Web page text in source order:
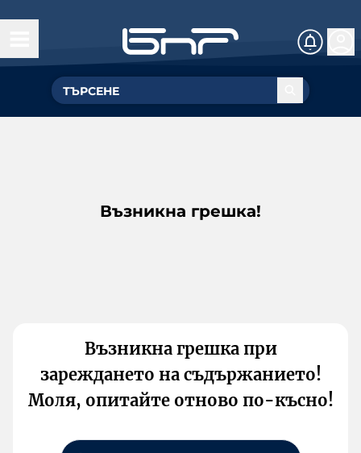
Възникна грешка!
Възникна грешка при
зареждането на съдържанието!
Моля, опитайте отново по-късно!